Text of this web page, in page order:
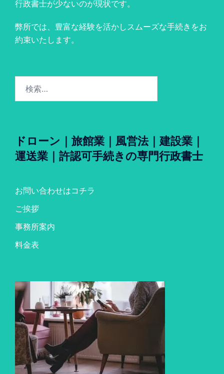
行政書士が少ないのが現状です。
弊所では、豊富な経験を活かしスムーズな手続きをお
約束いたします。
ドローン｜旅館業｜風営法｜建設業｜
運送業｜許認可手続きの専門行政書士
お問い合わせはコチラ
ご挨拶
事務所案内
料金表